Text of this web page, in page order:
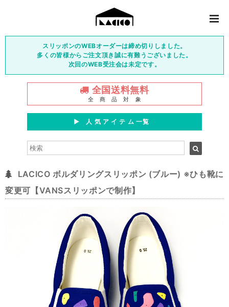
スリッポンのWEBオーダーは締め切りしました。
多くの皆様からご注文頂き誠に有難うございました。
次回のWEB受注会は未定です。
全国送料無料
全 商 品 対 象
▶︎ 人 気 ア イ テ ム 一覧
LACICO ボルダリングスリッポン (ブルー) ※ひも靴に
変更可【VANSスリッポンで制作】